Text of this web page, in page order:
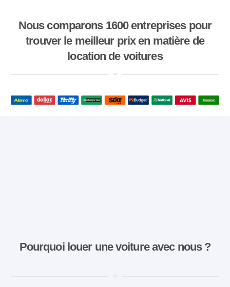
Nous comparons 1600 entreprises pour
trouver le meilleur prix en matière de
location de voitures
Pourquoi louer une voiture avec nous ?